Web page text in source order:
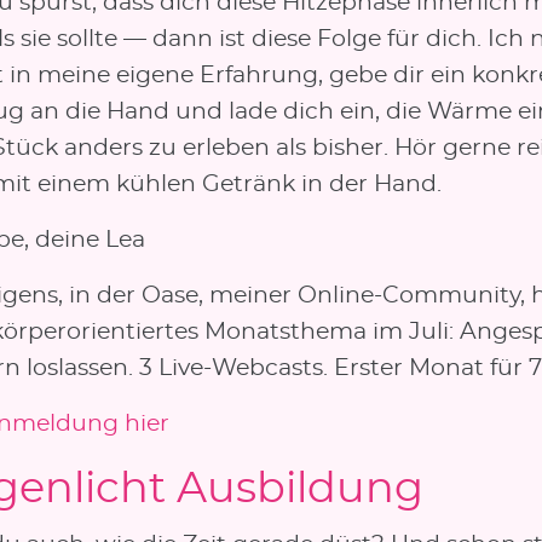
sie sollte — dann ist diese Folge für dich. Ich
meine eigene Erfahrung, gebe dir ein
an die Hand und lade dich ein, die Wärme
anders zu erleben als bisher. Hör gerne
einem kühlen Getränk in der Hand.
deine Lea
in der Oase, meiner Online-Community,
Monatsthema im Juli:
loslassen. 3 Live-Webcasts. Erster Monat für
hier
Ausbildung